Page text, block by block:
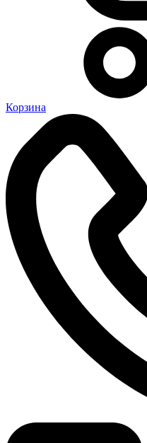
Корзина